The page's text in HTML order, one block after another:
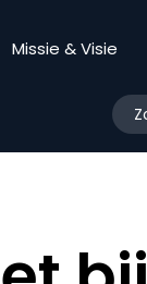
Missie & Visie